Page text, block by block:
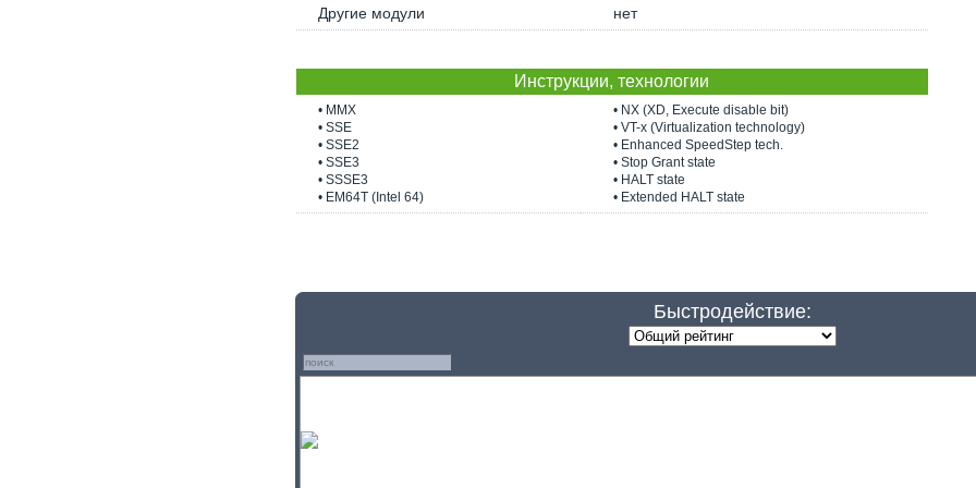
Другие модули
нет
Инструкции, технологии
• MMX
• SSE
• SSE2
• SSE3
• SSSE3
• EM64T (Intel 64)
• NX (XD, Execute disable bit)
• VT-x (Virtualization technology)
• Enhanced SpeedStep tech.
• Stop Grant state
• HALT state
• Extended HALT state
Быстродействие: